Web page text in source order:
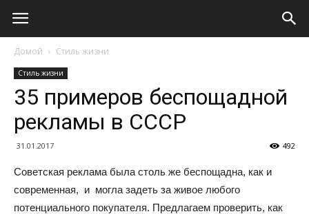
Домой Стиль жизни
Стиль жизни
35 примеров беспощадной
рекламы в СССР
31.01.2017 492
Советская реклама была столь же беспощадна, как и
современная, и могла задеть за живое любого
потенциального покупателя. Предлагаем проверить, как